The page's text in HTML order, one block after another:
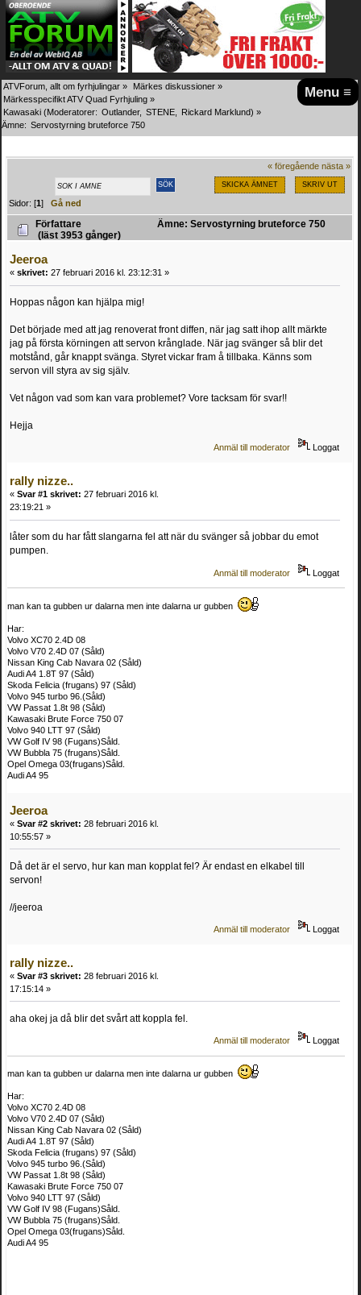
Menu ≡
ATVForum, allt om fyrhjulingar » Märkes diskussioner »
Märkesspecifikt ATV Quad Fyrhjuling »
Kawasaki (Moderatorer: Outlander, STENE Rickard Marklund) »
Ämne: Servostyrning bruteforce 750
« föregående nästa »
SKICKA ÄMNET SKRIV UT
Sidor: [1]Gå ned
Författare
Ämne: Servostyrning bruteforce 750
(läst 3953 gånger)
Jeeroa
« skrivet: 27 februari 2016 kl. 23:12:31 »
Hoppas någon kan hjälpa mig!
Det började med att jag renoverat front diffen, när jag satt ihop allt märkte
jag på första körningen att servon krånglade. När jag svänger så blir det
motstånd, går knappt svänga. Styret vickar fram å tillbaka. Känns som
servon vill styra av sig själv.
Vet någon vad som kan vara problemet? Vore tacksam för svar!!
Hejja
Anmäl till moderator Loggat
rally nizze..
« Svar #1 skrivet: 27 februari 2016 kl.
23:19:21 »
låter som du har fått slangarna fel att när du svänger så jobbar du emot
pumpen.
Anmäl till moderator Loggat
man kan ta gubben ur dalarna men inte dalarna ur gubben
Har:
Volvo XC70 2.4D 08
Volvo V70 2.4D 07 (Såld)
Nissan King Cab Navara 02 (Såld)
Audi A4 1.8T 97 (Såld)
Skoda Felicia (frugans) 97 (Såld)
Volvo 945 turbo 96.(Såld)
VW Passat 1.8t 98 (Såld)
Kawasaki Brute Force 750 07
Volvo 940 LTT 97 (Såld)
VW Golf IV 98 (Fugans)Såld.
VW Bubbla 75 (frugans)Såld.
Opel Omega 03(frugans)Såld.
Audi A4 95
Jeeroa
« Svar #2 skrivet: 28 februari 2016 kl.
10:55:57 »
Då det är el servo, hur kan man kopplat fel? Är endast en elkabel till
servon!
//jeeroa
Anmäl till moderator Loggat
rally nizze..
« Svar #3 skrivet: 28 februari 2016 kl.
17:15:14 »
aha okej ja då blir det svårt att koppla fel.
Anmäl till moderator Loggat
man kan ta gubben ur dalarna men inte dalarna ur gubben
Har:
Volvo XC70 2.4D 08
Volvo V70 2.4D 07 (Såld)
Nissan King Cab Navara 02 (Såld)
Audi A4 1.8T 97 (Såld)
Skoda Felicia (frugans) 97 (Såld)
Volvo 945 turbo 96.(Såld)
VW Passat 1.8t 98 (Såld)
Kawasaki Brute Force 750 07
Volvo 940 LTT 97 (Såld)
VW Golf IV 98 (Fugans)Såld.
VW Bubbla 75 (frugans)Såld.
Opel Omega 03(frugans)Såld.
Audi A4 95